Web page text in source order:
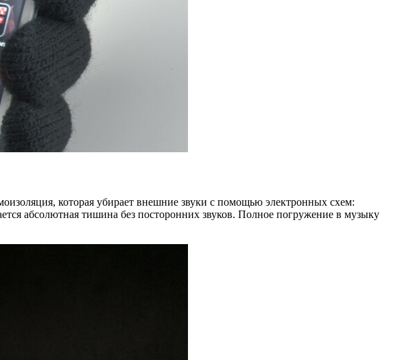
которая убирает внешние звуки с помощью электронных схем:
абсолютная тишина без посторонних звуков. Полное погружение в музыку